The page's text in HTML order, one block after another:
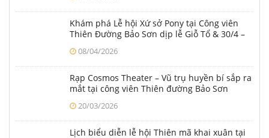
tháng 7/2026
Vui chơi công viên nước triệu đô Castaway Lagoon với giá
Lịch biểu diễn Hè 2026 tại Công viên Thiên đường Bảo Sơn:
Tin nổi bật
Giá vé Công viên Thiên đường Bảo Sơn tháng
5/2026